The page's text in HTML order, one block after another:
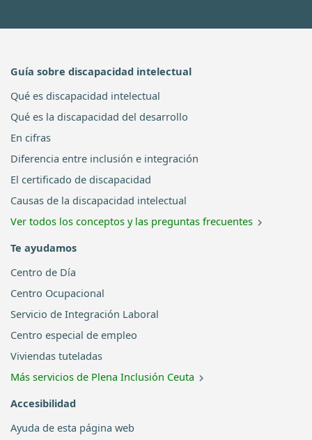
Guía sobre discapacidad intelectual
Qué es discapacidad intelectual
Qué es la discapacidad del desarrollo
En cifras
Diferencia entre inclusión e integración
El certificado de discapacidad
Causas de la discapacidad intelectual
Ver todos los conceptos y las preguntas frecuentes
Te ayudamos
Centro de Día
Centro Ocupacional
Servicio de Integración Laboral
Centro especial de empleo
Viviendas tuteladas
Más servicios de Plena Inclusión Ceuta
Accesibilidad
Ayuda de esta página web